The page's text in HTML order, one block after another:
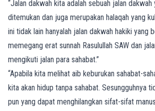
“Jalan dakwah kita adalah sebuah jalan dakwah
ditemukan dan juga merupakan halaqah yang
ini tidak lain hanyalah jalan dakwah hakiki yang
memegang erat sunnah Rasulullah SAW dan
mengikuti jalan para sahabat.”
“Apabila kita melihat aib keburukan sahabat-
kita akan hidup tanpa sahabat. Sesungguhnya
pun yang dapat menghilangkan sifat-sifat